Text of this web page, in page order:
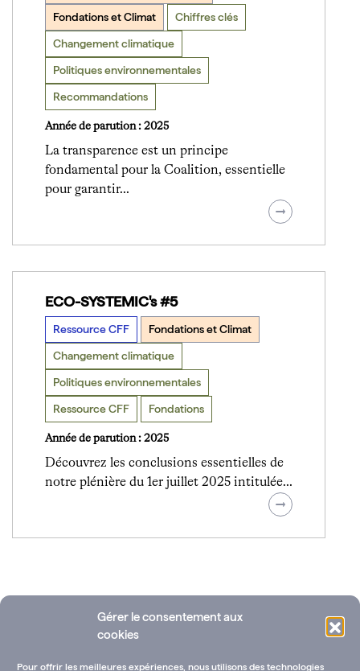
Gérer le consentement aux
cookies
Pour offrir les meilleures expériences, nous utilisons des technologies
Fondations et Climat Chiffres clés
Changement climatique
Politiques environnementales
Recommandations
Année de parution : 2025
La transparence est un principe
fondamental pour la Coalition, essentielle
pour garantir…
ECO-SYSTEMIC's #5
Ressource CFF Fondations et Climat
Changement climatique
Politiques environnementales
Ressource CFF Fondations
Année de parution : 2025
Découvrez les conclusions essentielles de
notre plénière du 1er juillet 2025 intitulée…